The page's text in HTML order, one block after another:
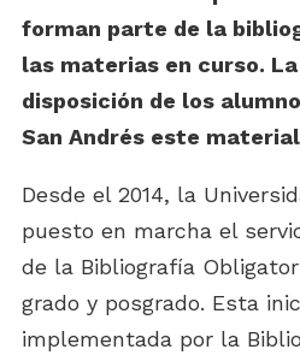
forman parte de la
las materias en curso.
disposición de los
San Andrés este
Desde el 2014, la
puesto en marcha el
de la Bibliografía
grado y posgrado. Esta
implementada por la